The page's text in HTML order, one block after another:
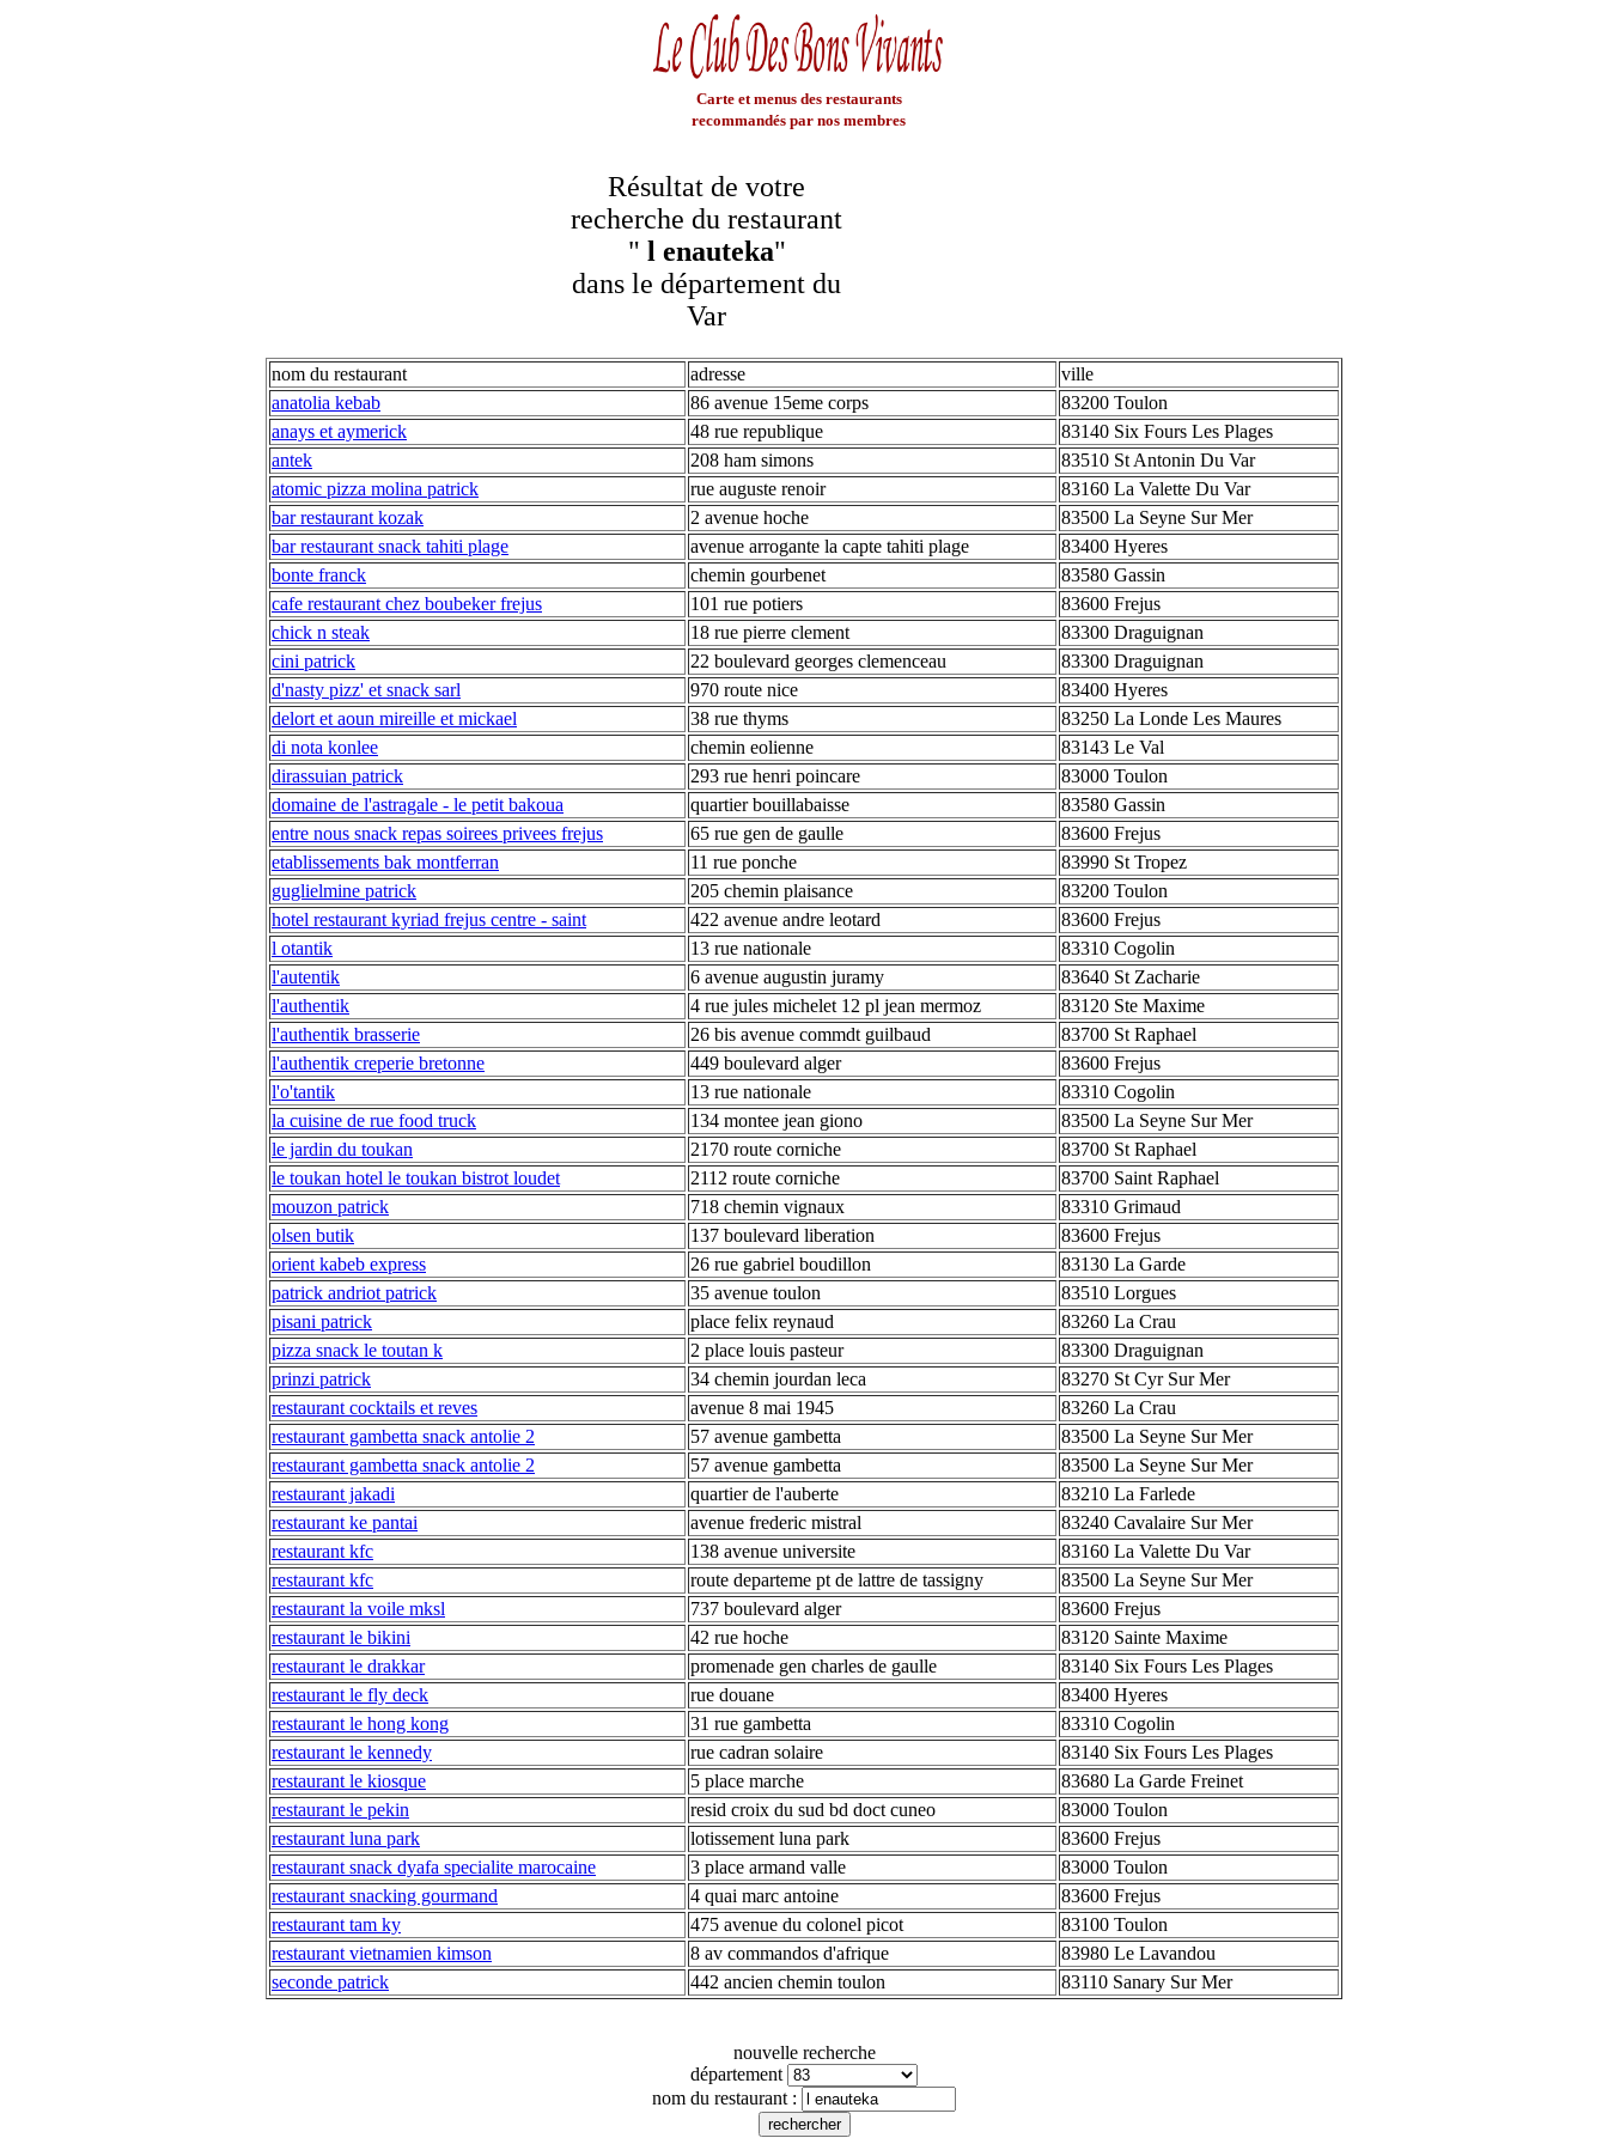
Carte et menus des restaurants
recommandés par nos membres
Résultat de votre
recherche du restaurant
" l enauteka"
dans le département du
Var
nom du restaurant adresse
ville
anatolia kebab
86 avenue 15eme corps
83200 Toulon
anays et aymerick
48 rue republique
83140 Six Fours Les Plages
antek
208 ham simons
83510 St Antonin Du Var
atomic pizza molina patrick
rue auguste renoir
83160 La Valette Du Var
bar restaurant kozak
2 avenue hoche
83500 La Seyne Sur Mer
bar restaurant snack tahiti plage
avenue arrogante la capte tahiti plage
83400 Hyeres
bonte franck
chemin gourbenet
83580 Gassin
cafe restaurant chez boubeker frejus
101 rue potiers
83600 Frejus
chick n steak
18 rue pierre clement
83300 Draguignan
cini patrick
22 boulevard georges clemenceau
83300 Draguignan
d'nasty pizz' et snack sarl
970 route nice
83400 Hyeres
delort et aoun mireille et mickael
38 rue thyms
83250 La Londe Les Maures
di nota konlee
chemin eolienne
83143 Le Val
dirassuian patrick
293 rue henri poincare
83000 Toulon
domaine de l'astragale - le petit bakoua
quartier bouillabaisse
83580 Gassin
entre nous snack repas soirees privees frejus
65 rue gen de gaulle
83600 Frejus
etablissements bak montferran
11 rue ponche
83990 St Tropez
guglielmine patrick
205 chemin plaisance
83200 Toulon
hotel restaurant kyriad frejus centre - saint
422 avenue andre leotard
83600 Frejus
l otantik
13 rue nationale
83310 Cogolin
l'autentik
6 avenue augustin juramy
83640 St Zacharie
l'authentik
4 rue jules michelet 12 pl jean mermoz
83120 Ste Maxime
l'authentik brasserie
26 bis avenue commdt guilbaud
83700 St Raphael
l'authentik creperie bretonne
449 boulevard alger
83600 Frejus
l'o'tantik
13 rue nationale
83310 Cogolin
la cuisine de rue food truck
134 montee jean giono
83500 La Seyne Sur Mer
le jardin du toukan
2170 route corniche
83700 St Raphael
le toukan hotel le toukan bistrot loudet
2112 route corniche
83700 Saint Raphael
mouzon patrick
718 chemin vignaux
83310 Grimaud
olsen butik
137 boulevard liberation
83600 Frejus
orient kabeb express
26 rue gabriel boudillon
83130 La Garde
patrick andriot patrick
35 avenue toulon
83510 Lorgues
pisani patrick
place felix reynaud
83260 La Crau
pizza snack le toutan k
2 place louis pasteur
83300 Draguignan
prinzi patrick
34 chemin jourdan leca
83270 St Cyr Sur Mer
restaurant cocktails et reves
avenue 8 mai 1945
83260 La Crau
restaurant gambetta snack antolie 2
57 avenue gambetta
83500 La Seyne Sur Mer
restaurant gambetta snack antolie 2
57 avenue gambetta
83500 La Seyne Sur Mer
restaurant jakadi
quartier de l'auberte
83210 La Farlede
restaurant ke pantai
avenue frederic mistral
83240 Cavalaire Sur Mer
restaurant kfc
138 avenue universite
83160 La Valette Du Var
restaurant kfc
route departeme pt de lattre de tassigny
83500 La Seyne Sur Mer
restaurant la voile mksl
737 boulevard alger
83600 Frejus
restaurant le bikini
42 rue hoche
83120 Sainte Maxime
restaurant le drakkar
promenade gen charles de gaulle
83140 Six Fours Les Plages
restaurant le fly deck
rue douane
83400 Hyeres
restaurant le hong kong
31 rue gambetta
83310 Cogolin
restaurant le kennedy
rue cadran solaire
83140 Six Fours Les Plages
restaurant le kiosque
5 place marche
83680 La Garde Freinet
restaurant le pekin
resid croix du sud bd doct cuneo
83000 Toulon
restaurant luna park
lotissement luna park
83600 Frejus
restaurant snack dyafa specialite marocaine
3 place armand valle
83000 Toulon
restaurant snacking gourmand
4 quai marc antoine
83600 Frejus
restaurant tam ky
475 avenue du colonel picot
83100 Toulon
restaurant vietnamien kimson
8 av commandos d'afrique
83980 Le Lavandou
seconde patrick
442 ancien chemin toulon 83110 Sanary Sur Mer
nouvelle recherche
département
nom du restaurant :